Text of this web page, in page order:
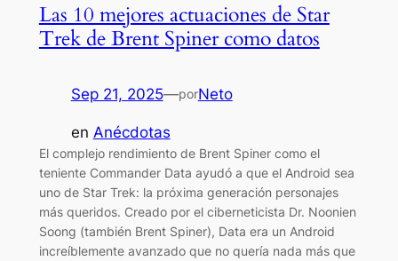
Las 10 mejores actuaciones de Star
Trek de Brent Spiner como datos
Sep 21, 2025—porNeto
en Anécdotas
El complejo rendimiento de Brent Spiner como el
teniente Commander Data ayudó a que el Android sea
uno de Star Trek: la próxima generación personajes
más queridos. Creado por el ciberneticista Dr. Noonien
Soong (también Brent Spiner), Data era un Android
increíblemente avanzado que no quería nada más que